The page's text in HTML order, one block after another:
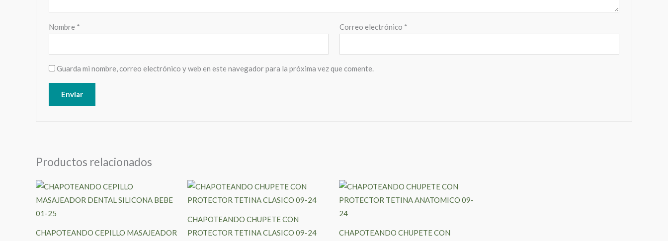
Nombre * Correo electrónico *
Guarda mi nombre, correo electrónico y web en este navegador para la próxima vez que comente.
Productos relacionados
CHAPOTEANDO CEPILLO MASAJEADOR
CHAPOTEANDO CHUPETE CON
PROTECTOR TETINA CLASICO 09-24
Este
producto
CHAPOTEANDO CHUPETE CON
Este
producto